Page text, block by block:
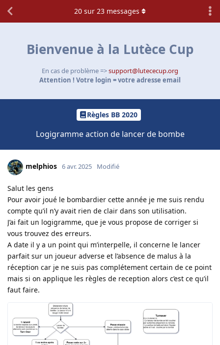
Bienvenue à la Lutèce Cup
En cas de problème =>support@lutececup.org
Attention ! Votre login = votre adresse email
Règles BB 2020
Logigramme action de lancer de bombe
20 sur 23 messages
melphios 6 avr. 2025 Modifié
Salut les gens
Pour avoir joué le bombardier cette année je me suis rendu
compte qu’il n’y avait rien de clair dans son utilisation.
J’ai fait un logigramme, que je vous propose de corriger si
vous trouvez des erreurs.
A date il y a un point qui m’interpelle, il concerne le lancer
parfait sur un joueur adverse et l’absence de malus à la
réception car je ne suis pas complétement certain de ce point
mais si on applique les règles de reception alors c’est ce qu’il
faut faire.